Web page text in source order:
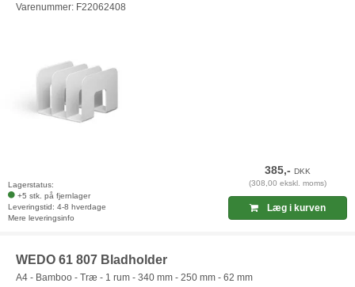
Varenummer: F22062408
Lagerstatus:
+5 stk. på fjernlager
Leveringstid: 4-8 hverdage
Mere leveringsinfo
385,-DKK
(308,00 ekskl. moms)
Læg i kurven
WEDO 61 807 Bladholder
A4 - Bamboo - Træ - 1 rum - 340 mm - 250 mm - 62 mm